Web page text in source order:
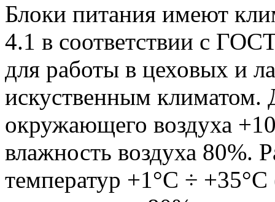
Блоки питания имеют
4.1 в соответствии с
для работы в цеховых и
искуственным климатом.
окружающего воздуха
влажность воздуха 80%.
температур +1°С ÷